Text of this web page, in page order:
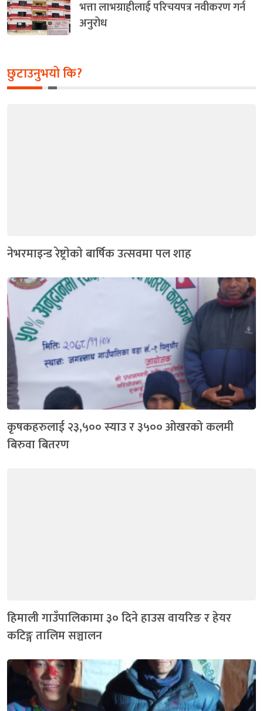
भत्ता लाभग्राहीलाई परिचयपत्र नवीकरण गर्न
अनुरोध
छुटाउनुभयो कि?
नेभरमाइन्ड रेष्ट्राेकाे बार्षिक उत्सवमा पल शाह
कृषकहरुलाई २३,५०० स्याउ र ३५०० ओखरको कलमी
बिरुवा बितरण
हिमाली गाउँपालिकामा ३० दिने हाउस वायरिङ र हेयर
कटिङ्ग तालिम सञ्चालन